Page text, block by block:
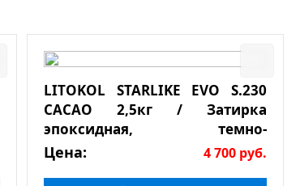
LITOKOL STARLIKE EVO S.230
CACAO 2,5кг / Затирка
эпоксидная, темно-
коричневая
Цена: 4 700 руб.